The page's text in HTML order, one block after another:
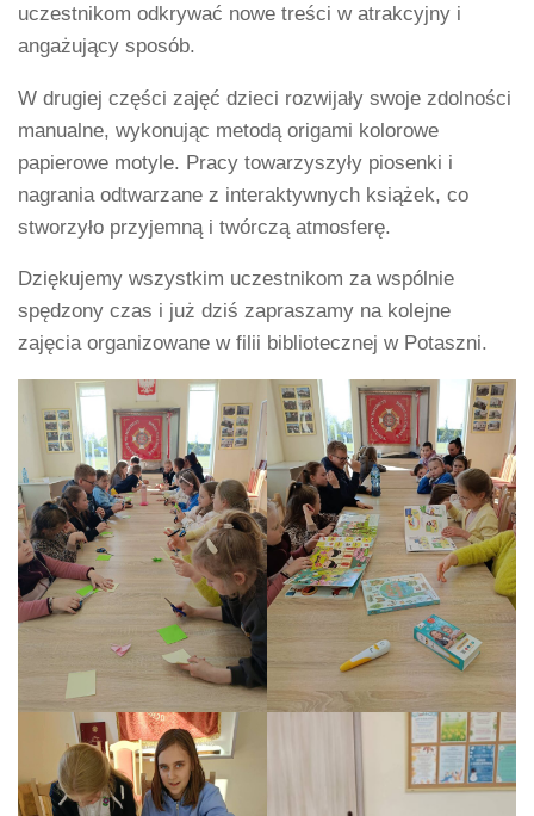
uczestnikom odkrywać nowe treści w atrakcyjny i
angażujący sposób.
W drugiej części zajęć dzieci rozwijały swoje zdolności
manualne, wykonując metodą origami kolorowe
papierowe motyle. Pracy towarzyszyły piosenki i
nagrania odtwarzane z interaktywnych książek, co
stworzyło przyjemną i twórczą atmosferę.
Dziękujemy wszystkim uczestnikom za wspólnie
spędzony czas i już dziś zapraszamy na kolejne
zajęcia organizowane w filii bibliotecznej w Potaszni.